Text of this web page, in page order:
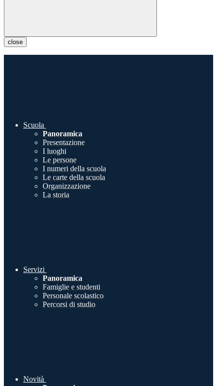
close
Scuola
Panoramica
Presentazione
I luoghi
Le persone
I numeri della scuola
Le carte della scuola
Organizzazione
La storia
Servizi
Panoramica
Famiglie e studenti
Personale scolastico
Percorsi di studio
Novità